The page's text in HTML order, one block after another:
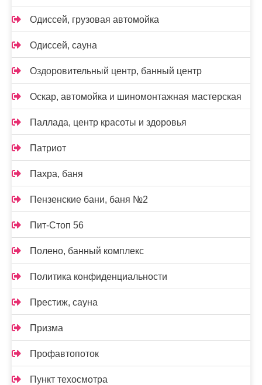
Одиссей, грузовая автомойка
Одиссей, сауна
Оздоровительный центр, банный центр
Оскар, автомойка и шиномонтажная мастерская
Паллада, центр красоты и здоровья
Патриот
Пахра, баня
Пензенские бани, баня №2
Пит-Стоп 56
Полено, банный комплекс
Политика конфиденциальности
Престиж, сауна
Призма
Профавтопоток
Пункт техосмотра